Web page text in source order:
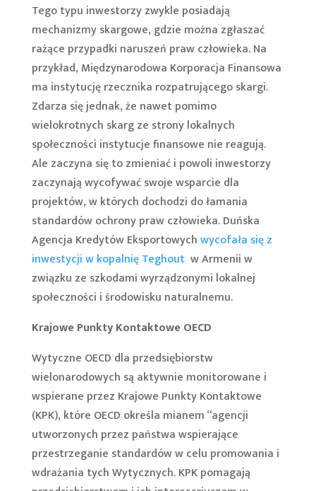
Tego typu inwestorzy zwykle posiadają
mechanizmy skargowe, gdzie można zgłaszać
rażące przypadki naruszeń praw człowieka. Na
przykład, Międzynarodowa Korporacja Finansowa
ma instytucję rzecznika rozpatrującego skargi.
Zdarza się jednak, że nawet pomimo
wielokrotnych skarg ze strony lokalnych
społeczności instytucje finansowe nie reagują.
Ale zaczyna się to zmieniać i powoli inwestorzy
zaczynają wycofywać swoje wsparcie dla
projektów, w których dochodzi do łamania
standardów ochrony praw człowieka. Duńska
Agencja Kredytów Eksportowychwycofała się z
inwestycji w kopalnię Teghout w Armenii w
związku ze szkodami wyrządzonymi lokalnej
społeczności i środowisku naturalnemu.
Krajowe Punkty Kontaktowe OECD
Wytyczne OECD dla przedsiębiorstw
wielonarodowych są aktywnie monitorowane i
wspierane przez Krajowe Punkty Kontaktowe
(KPK), które OECD określa mianem “agencji
utworzonych przez państwa wspierające
przestrzeganie standardów w celu promowania i
wdrażania tych Wytycznych. KPK pomagają